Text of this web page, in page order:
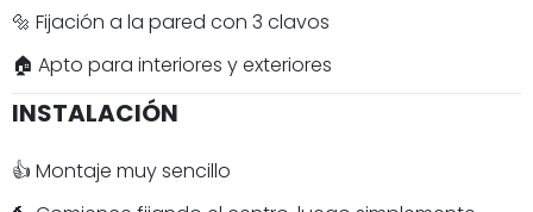
🔩 Fijación a la pared con 3 clavos
🏠 Apto para interiores y exteriores
INSTALACIÓN
👍 Montaje muy sencillo